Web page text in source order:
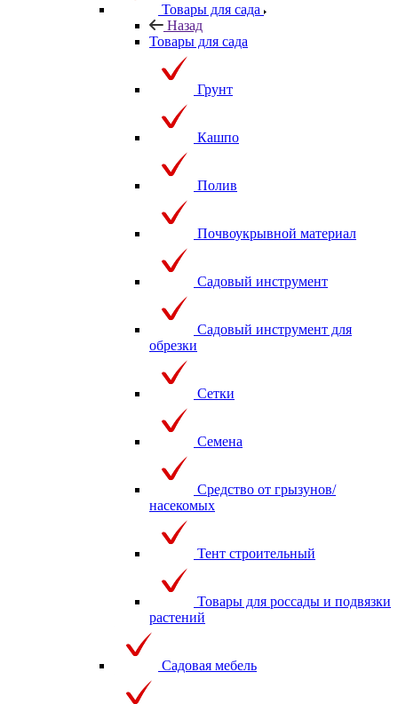
Товары для сада
Назад
Товары для сада
Грунт
Кашпо
Полив
Почвоукрывной материал
Садовый инструмент
Садовый инструмент для
обрезки
Сетки
Семена
Средство от грызунов/
насекомых
Тент строительный
Товары для россады и подвязки
растений
Садовая мебель